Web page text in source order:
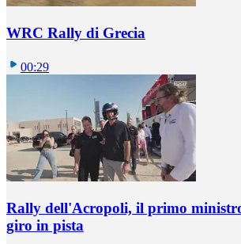
WRC Rally di Grecia
00:29
Rally dell'Acropoli, il primo
giro in pista